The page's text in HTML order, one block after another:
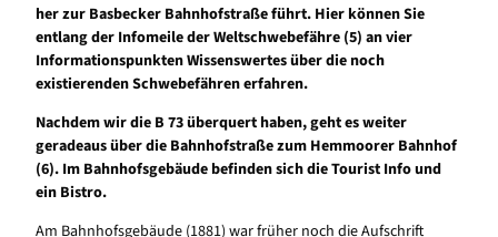
her zur Basbecker Bahnhofstraße führt. Hier können Sie
entlang der Infomeile der Weltschwebefähre (5) an vier
Informationspunkten Wissenswertes über die noch
existierenden Schwebefähren erfahren.
Nachdem wir die B 73 überquert haben, geht es weiter
geradeaus über die Bahnhofstraße zum Hemmoorer Bahnhof
(6). Im Bahnhofsgebäude befinden sich die Tourist Info und
ein Bistro.
Am Bahnhofsgebäude (1881) war früher noch die Aufschrift